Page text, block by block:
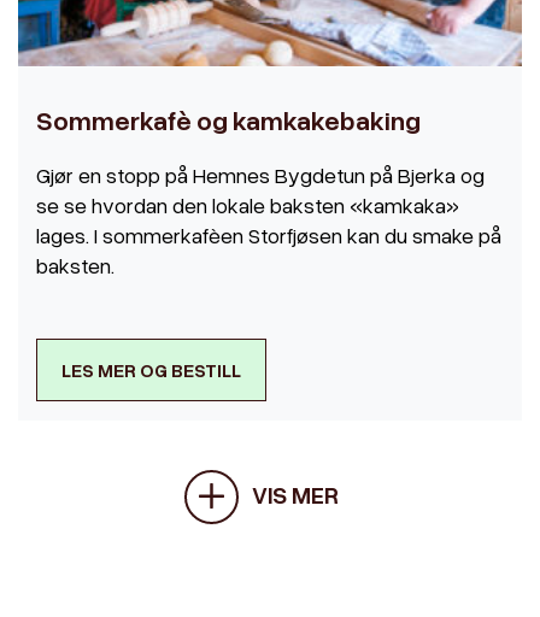
Sommerkafè og kamkakebaking
Gjør en stopp på Hemnes Bygdetun på Bjerka og
se se hvordan den lokale baksten «kamkaka»
lages. I sommerkafèen Storfjøsen kan du smake på
baksten.
LES MER OG BESTILL
VIS MER